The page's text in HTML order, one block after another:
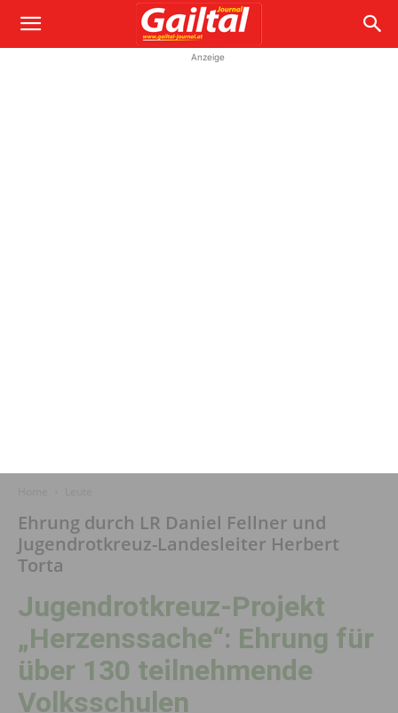
Anzeige
Ehrung durch LR Daniel Fellner und
Jugendrotkreuz-Landesleiter Herbert
Torta
Jugendrotkreuz-Projekt
„Herzenssache“: Ehrung für
über 130 teilnehmende
Volksschulen